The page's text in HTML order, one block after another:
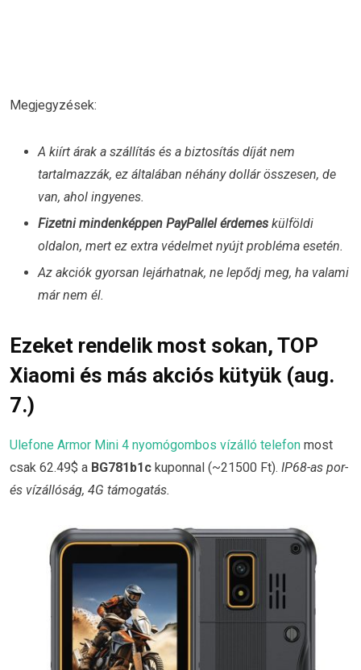
Megjegyzések:
A kiírt árak a szállítás és a biztosítás díját nem
tartalmazzák, ez általában néhány dollár összesen, de
van, ahol ingyenes.
Fizetni mindenképpen PayPallel érdemes külföldi
oldalon, mert ez extra védelmet nyújt probléma esetén.
Az akciók gyorsan lejárhatnak, ne lepődj meg, ha valami
már nem él.
Ezeket rendelik most sokan, TOP
Xiaomi és más akciós kütyük (aug.
7.)
Ulefone Armor Mini 4 nyomógombos vízálló telefon most
csak 62.49$ a BG781b1c kuponnal (~21500 Ft). IP68-as por-
és vízállóság, 4G támogatás.